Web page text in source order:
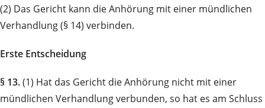
(2) Das Gericht kann die Anhörung mit einer mündlichen
Verhandlung (§ 14) verbinden.
Erste Entscheidung
§ 13.(1) Hat das Gericht die Anhörung nicht mit einer
mündlichen Verhandlung verbunden, so hat es am Schluss